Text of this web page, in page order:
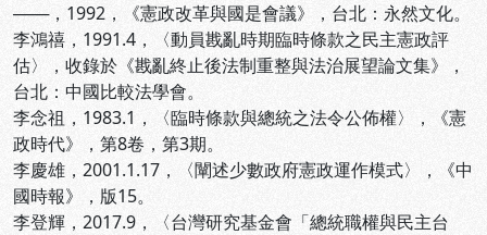
───，1992，《憲政改革與國是會議》，台北：永然文化。
李鴻禧，1991.4，〈動員戡亂時期臨時條款之民主憲政評
估〉，收錄於《戡亂終止後法制重整與法治展望論文集》，
台北：中國比較法學會。
李念祖，1983.1，〈臨時條款與總統之法令公佈權〉，《憲
政時代》，第8卷，第3期。
李慶雄，2001.1.17，〈闡述少數政府憲政運作模式〉，《中
國時報》，版15。
李登輝，2017.9，〈台灣研究基金會「總統職權與民主台